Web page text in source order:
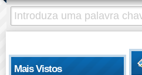
Mais Vistos